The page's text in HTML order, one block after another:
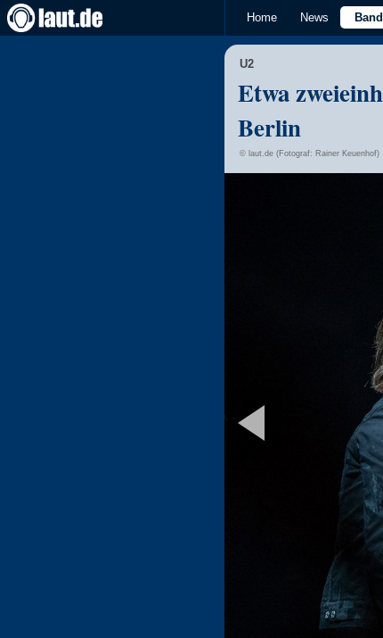
Home News
U2
Etwa
Berlin
© laut.de (Fotograf: Rainer Keuenhof)